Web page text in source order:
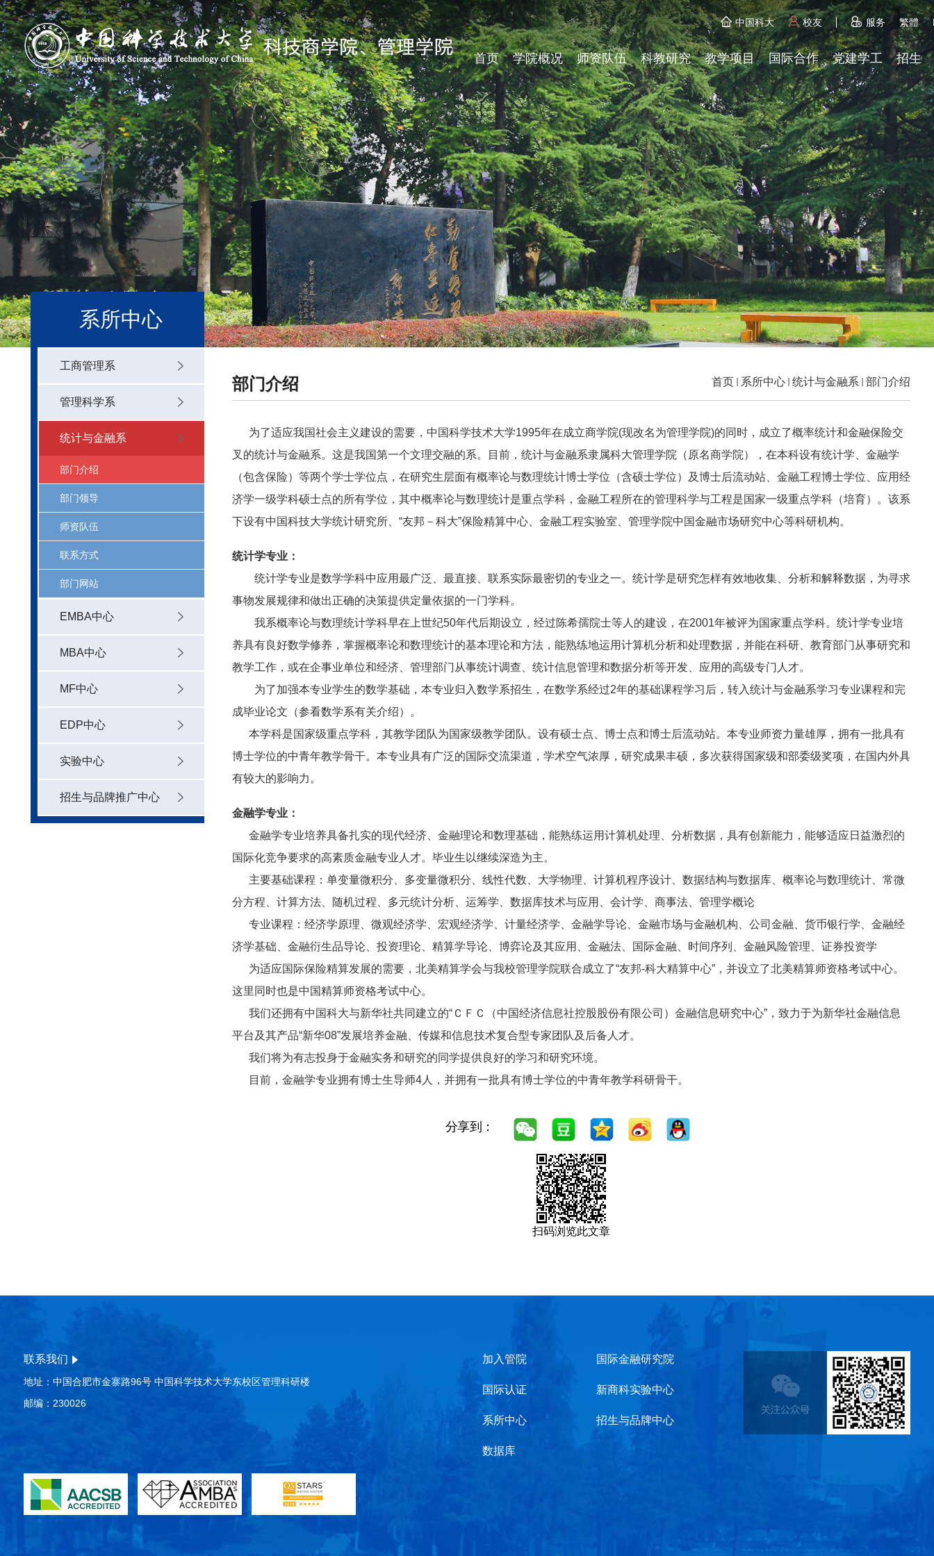
中国科大 校友 服务 繁體
首页 学院概况 师资队伍 科教研究 教学项目 国际合作 党建学工 招生
系所中心
工商管理系
管理科学系
统计与金融系
部门介绍
部门领导
师资队伍
联系方式
部门网站
EMBA中心
MBA中心
MF中心
EDP中心
实验中心
招生与品牌推广中心
部门介绍 首页 系所中心 统计与金融系 部门介绍
为了适应我国社会主义建设的需要，中国科学技术大学1995年在成立商学院(现改名为管理学院)的同时，成立了概率统计和金融保险交
叉的统计与金融系。这是我国第一个文理交融的系。目前，统计与金融系隶属科大管理学院（原名商学院），在本科设有统计学、金融学
（包含保险）等两个学士学位点，在研究生层面有概率论与数理统计博士学位（含硕士学位）及博士后流动站、金融工程博士学位、应用经
济学一级学科硕士点的所有学位，其中概率论与数理统计是重点学科，金融工程所在的管理科学与工程是国家一级重点学科（培育）。该系
下设有中国科技大学统计研究所、“友邦－科大”保险精算中心、金融工程实验室、管理学院中国金融市场研究中心等科研机构。
统计学专业：
统计学专业是数学学科中应用最广泛、最直接、联系实际最密切的专业之一。统计学是研究怎样有效地收集、分析和解释数据，为寻求
事物发展规律和做出正确的决策提供定量依据的一门学科。
我系概率论与数理统计学科早在上世纪50年代后期设立，经过陈希孺院士等人的建设，在2001年被评为国家重点学科。统计学专业培
养具有良好数学修养，掌握概率论和数理统计的基本理论和方法，能熟练地运用计算机分析和处理数据，并能在科研、教育部门从事研究和
教学工作，或在企事业单位和经济、管理部门从事统计调查、统计信息管理和数据分析等开发、应用的高级专门人才。
为了加强本专业学生的数学基础，本专业归入数学系招生，在数学系经过2年的基础课程学习后，转入统计与金融系学习专业课程和完
成毕业论文（参看数学系有关介绍）。
本学科是国家级重点学科，其教学团队为国家级教学团队。设有硕士点、博士点和博士后流动站。本专业师资力量雄厚，拥有一批具有
博士学位的中青年教学骨干。本专业具有广泛的国际交流渠道，学术空气浓厚，研究成果丰硕，多次获得国家级和部委级奖项，在国内外具
有较大的影响力。
金融学专业：
金融学专业培养具备扎实的现代经济、金融理论和数理基础，能熟练运用计算机处理、分析数据，具有创新能力，能够适应日益激烈的
国际化竞争要求的高素质金融专业人才。毕业生以继续深造为主。
主要基础课程：单变量微积分、多变量微积分、线性代数、大学物理、计算机程序设计、数据结构与数据库、概率论与数理统计、常微
分方程、计算方法、随机过程、多元统计分析、运筹学、数据库技术与应用、会计学、商事法、管理学概论
专业课程：经济学原理、微观经济学、宏观经济学、计量经济学、金融学导论、金融市场与金融机构、公司金融、货币银行学、金融经
济学基础、金融衍生品导论、投资理论、精算学导论、博弈论及其应用、金融法、国际金融、时间序列、金融风险管理、证券投资学
为适应国际保险精算发展的需要，北美精算学会与我校管理学院联合成立了“友邦-科大精算中心”，并设立了北美精算师资格考试中心。
这里同时也是中国精算师资格考试中心。
我们还拥有中国科大与新华社共同建立的“ＣＦＣ（中国经济信息社控股股份有限公司）金融信息研究中心”，致力于为新华社金融信息
平台及其产品“新华08”发展培养金融、传媒和信息技术复合型专家团队及后备人才。
我们将为有志投身于金融实务和研究的同学提供良好的学习和研究环境。
目前，金融学专业拥有博士生导师4人，并拥有一批具有博士学位的中青年教学科研骨干。
分享到：
扫码浏览此文章
联系我们
地址：中国合肥市金寨路96号 中国科学技术大学东校区管理科研楼
邮编：230026
国际金融研究院
新商科实验中心
招生与品牌中心
加入管院
国际认证
系所中心
数据库